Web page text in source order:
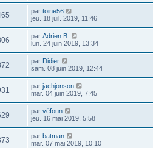
par toine56
jeu. 18 juil. 2019, 11:46
par Adrien B.
lun. 24 juin 2019, 13:34
par Didier
sam. 08 juin 2019, 12:44
par jachjonson
mar. 04 juin 2019, 7:45
par véfoun
jeu. 16 mai 2019, 5:58
par batman
mar. 07 mai 2019, 10:10